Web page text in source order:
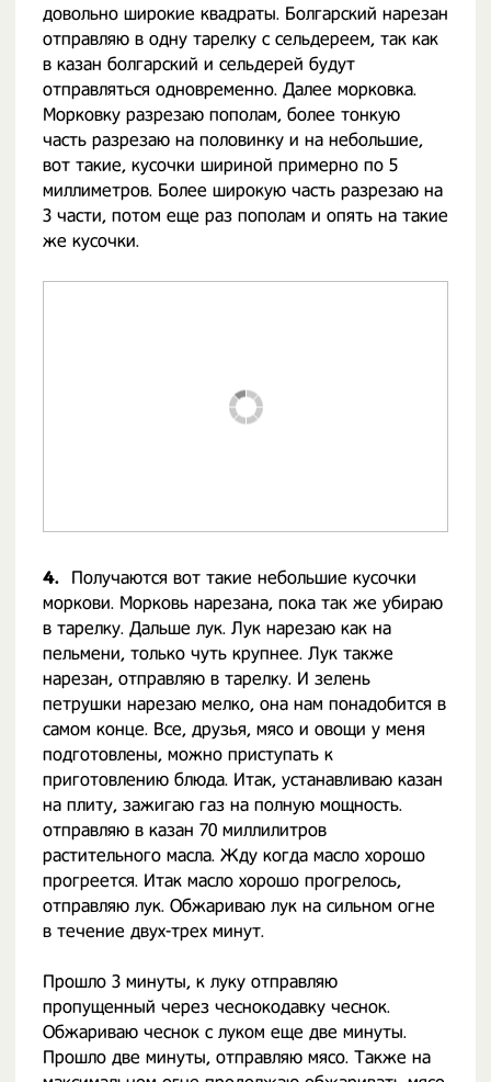
довольно широкие квадраты. Болгарский нарезан
отправляю в одну тарелку с сельдереем, так как
в казан болгарский и сельдерей будут
отправляться одновременно. Далее морковка.
Морковку разрезаю пополам, более тонкую
часть разрезаю на половинку и на небольшие,
вот такие, кусочки шириной примерно по 5
миллиметров. Более широкую часть разрезаю на
3 части, потом еще раз пополам и опять на такие
же кусочки.
4.
Получаются вот такие небольшие кусочки
моркови. Морковь нарезана, пока так же убираю
в тарелку. Дальше лук. Лук нарезаю как на
пельмени, только чуть крупнее. Лук также
нарезан, отправляю в тарелку. И зелень
петрушки нарезаю мелко, она нам понадобится в
самом конце. Все, друзья, мясо и овощи у меня
подготовлены, можно приступать к
приготовлению блюда. Итак, устанавливаю казан
на плиту, зажигаю газ на полную мощность.
отправляю в казан 70 миллилитров
растительного масла. Жду когда масло хорошо
прогреется. Итак масло хорошо прогрелось,
отправляю лук. Обжариваю лук на сильном огне
в течение двух-трех минут.
Прошло 3 минуты, к луку отправляю
пропущенный через чеснокодавку чеснок.
Обжариваю чеснок с луком еще две минуты.
Прошло две минуты, отправляю мясо. Также на